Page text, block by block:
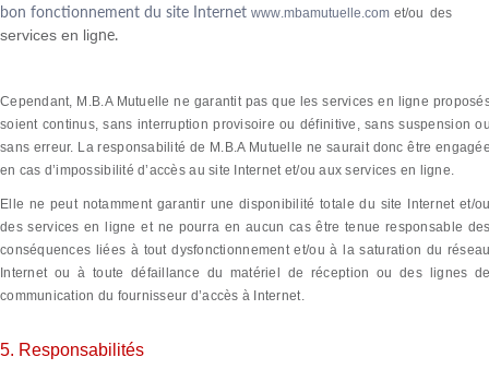
bon fonctionnement du site Internet www.mbamutuelle.com et/ou des
services en ligne.
Cependant, M.B.A Mutuelle ne garantit pas que les services en ligne
soient continus, sans interruption provisoire ou définitive, sans suspension
sans erreur. La responsabilité de M.B.A Mutuelle ne saurait donc être
en cas d’impossibilité d’accès au site Internet et/ou aux services en ligne.
Elle ne peut notamment garantir une disponibilité totale du site Internet et/
des services en ligne et ne pourra en aucun cas être tenue responsable
conséquences liées à tout dysfonctionnement et/ou à la saturation du
Internet ou à toute défaillance du matériel de réception ou des lignes
communication du fournisseur d’accès à Internet.
5. Responsabilités